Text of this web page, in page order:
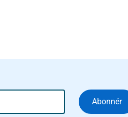
Abonnér